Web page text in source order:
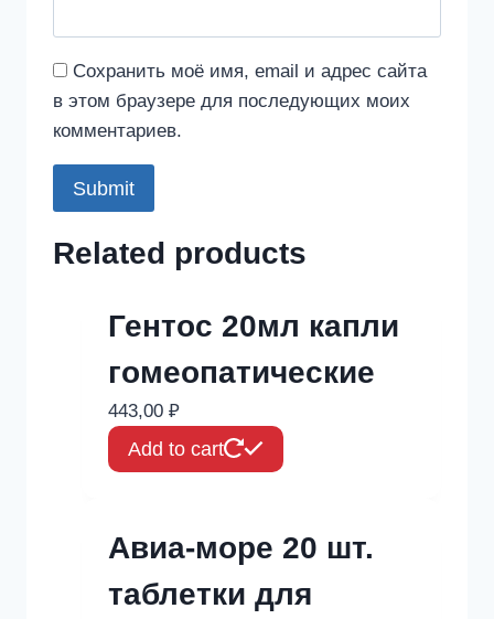
Сохранить моё имя, email и адрес сайта
в этом браузере для последующих моих
комментариев.
Related products
Гентос 20мл капли
гомеопатические
443,00 ₽
Add to cart
Авиа-море 20 шт.
таблетки для